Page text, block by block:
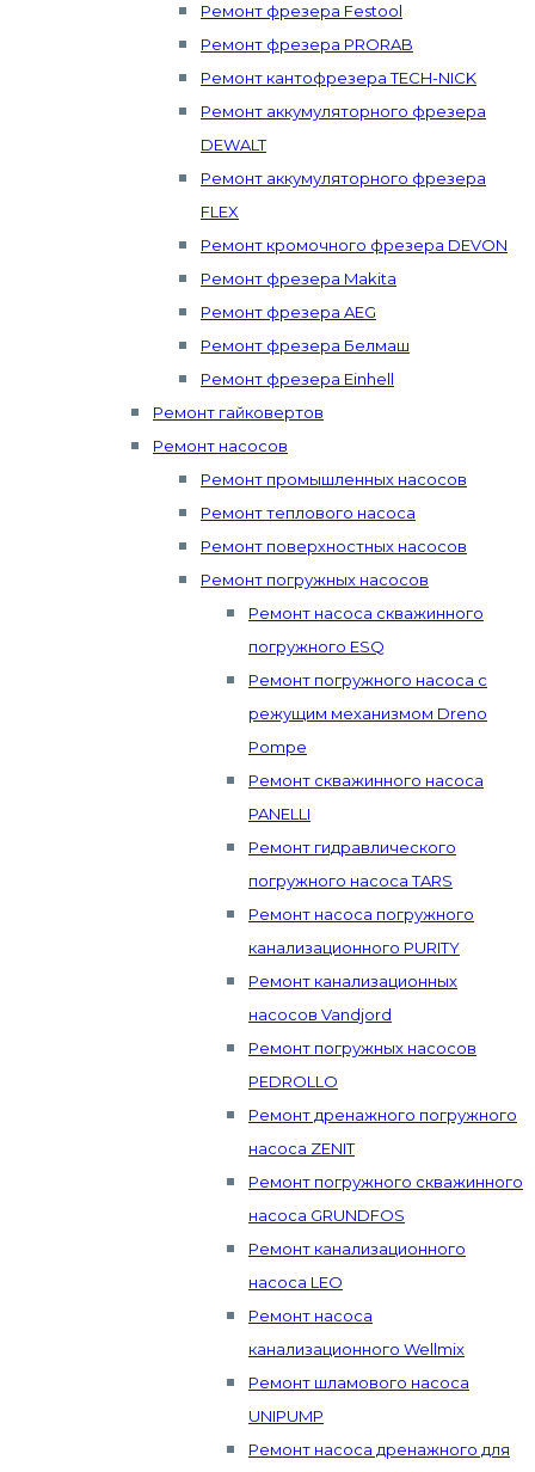
Ремонт фрезера Festool
Ремонт фрезера PRORAB
Ремонт кантофрезера TECH-NICK
Ремонт аккумуляторного фрезера
DEWALT
Ремонт аккумуляторного фрезера
FLEX
Ремонт кромочного фрезера DEVON
Ремонт фрезера Makita
Ремонт фрезера AEG
Ремонт фрезера Белмаш
Ремонт фрезера Einhell
Ремонт гайковертов
Ремонт насосов
Ремонт промышленных насосов
Ремонт теплового насоса
Ремонт поверхностных насосов
Ремонт погружных насосов
Ремонт насоса скважинного
погружного ESQ
Ремонт погружного насоса с
режущим механизмом Dreno
Pompe
Ремонт скважинного насоса
PANELLI
Ремонт гидравлического
погружного насоса TARS
Ремонт насоса погружного
канализационного PURITY
Ремонт канализационных
насосов Vandjord
Ремонт погружных насосов
PEDROLLO
Ремонт дренажного погружного
насоса ZENIT
Ремонт погружного скважинного
насоса GRUNDFOS
Ремонт канализационного
насоса LEO
Ремонт насоса
канализационного Wellmix
Ремонт шламового насоса
UNIPUMP
Ремонт насоса дренажного для